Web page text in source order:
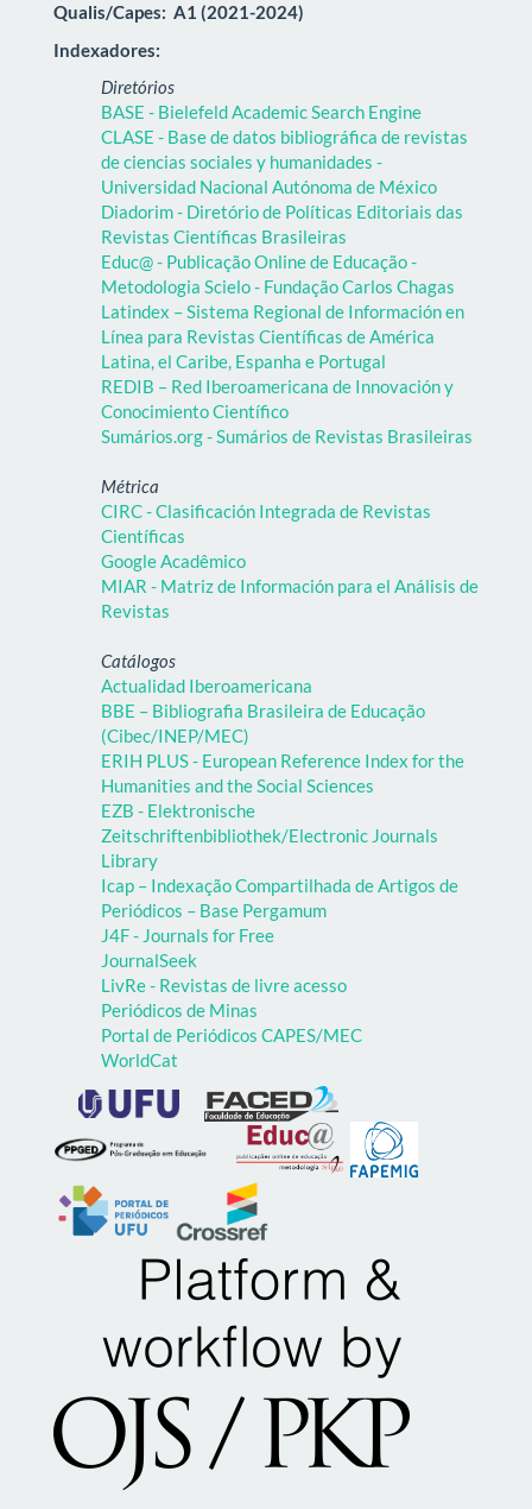
Qualis/Capes: A1 (2021-2024)
Indexadores:
Diretórios
BASE - Bielefeld Academic Search Engine
CLASE - Base de datos bibliográfica de revistas
de ciencias sociales y humanidades -
Universidad Nacional Autónoma de México
Diadorim - Diretório de Políticas Editoriais das
Revistas Científicas Brasileiras
Educ@ - Publicação Online de Educação -
Metodologia Scielo - Fundação Carlos Chagas
Latindex – Sistema Regional de Información en
Línea para Revistas Científicas de América
Latina, el Caribe, Espanha e Portugal
REDIB – Red Iberoamericana de Innovación y
Conocimiento Científico
Sumários.org - Sumários de Revistas Brasileiras
Métrica
CIRC - Clasificación Integrada de Revistas
Científicas
Google Acadêmico
MIAR - Matriz de Información para el Análisis de
Revistas
Catálogos
Actualidad Iberoamericana
BBE – Bibliografia Brasileira de Educação
(Cibec/INEP/MEC)
ERIH PLUS - European Reference Index for the
Humanities and the Social Sciences
EZB - Elektronische
Zeitschriftenbibliothek/Electronic Journals
Library
Icap – Indexação Compartilhada de Artigos de
Periódicos – Base Pergamum
J4F - Journals for Free
JournalSeek
LivRe - Revistas de livre acesso
Periódicos de Minas
Portal de Periódicos CAPES/MEC
WorldCat